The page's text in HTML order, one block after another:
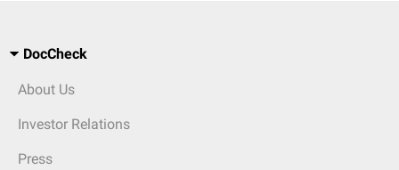
DocCheck
About Us
Investor Relations
Press